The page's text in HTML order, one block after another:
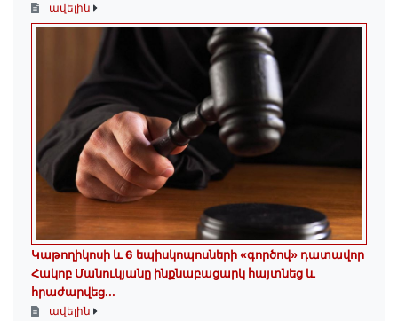
ավելին
️Կաթողիկոսի և 6 եպիսկոպոսների «գործով» դատավոր
Հակոբ Մանուկյանը ինքնաբացարկ հայտնեց և
հրաժարվեց...
ավելին